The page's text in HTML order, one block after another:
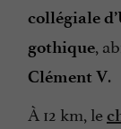
collégiale
gothique,
Clément V.
À 12 km, le